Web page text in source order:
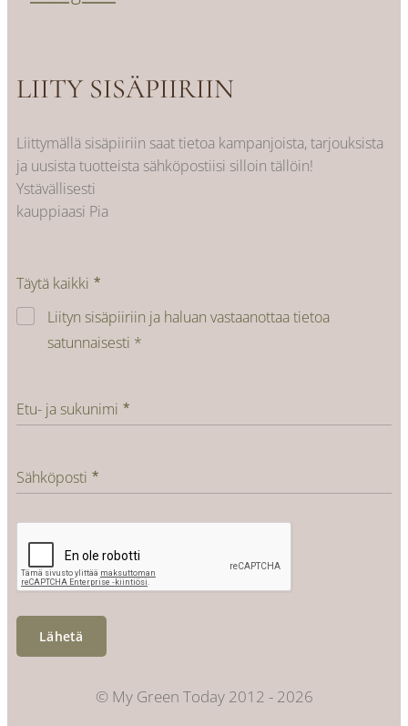
LIITY SISÄPIIRIIN
Liittymällä sisäpiiriin saat tietoa kampanjoista, tarjouksista
ja uusista tuotteista sähköpostiisi silloin tällöin!
Ystävällisesti
kauppiaasi Pia
Täytä kaikki
Liityn sisäpiiriin ja haluan vastaanottaa tietoa
satunnaisesti *
Etu- ja sukunimi
Sähköposti
Lähetä
© My Green Today 2012 - 2026